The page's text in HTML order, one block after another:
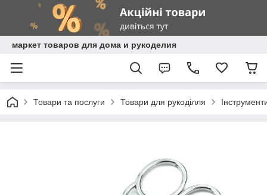
маркет товаров для дома и рукоделия
Товари та послуги Товари для рукоділля